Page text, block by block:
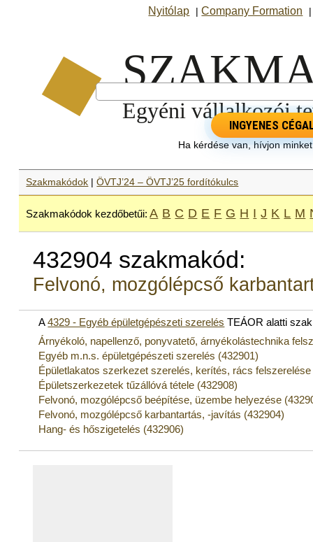
Nyitólap |Company Formation
INGYENES
Ha kérdése van, hívjon
Szakmakódok |ÖVTJ’24 – ÖVTJ’25 fordítókulcs
Szakmakódok kezdőbetűi: A B C D E F G H I J K L M
432904 szakmakód:
Felvonó, mozgólépcső
A4329 - Egyéb épületgépészeti szerelés TEÁOR alatti
Árnyékoló, napellenző, ponyvatető, árnyékolástechnika
Egyéb m.n.s. épületgépészeti szerelés (432901)
Épületlakatos szerkezet szerelés, kerítés, rács felszerelése
Épületszerkezetek tűzállóvá tétele (432908)
Felvonó, mozgólépcső beépítése, üzembe helyezése
Felvonó, mozgólépcső karbantartás, -javítás (432904)
Hang- és hőszigetelés (432906)